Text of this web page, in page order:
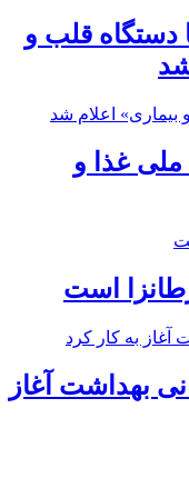
دستگاه قلب و
غذا و
است
بهداشت آغاز